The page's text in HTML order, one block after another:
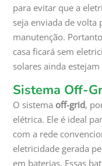
para evitar que a
seja enviada de volta
manutenção.
casa ficará sem
solares ainda
Sistema Off-
O sistema off-grid,
elétrica. Ele é ideal
com a rede
eletricidade gerada
em baterias. Essas